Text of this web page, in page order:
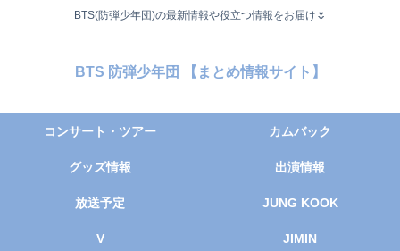
BTS(防弾少年団)の最新情報や役立つ情報をお届け🌷
BTS 防弾少年団 【まとめ情報サイト】
コンサート・ツアー カムバック
グッズ情報 出演情報
放送予定 JUNG KOOK
V JIMIN